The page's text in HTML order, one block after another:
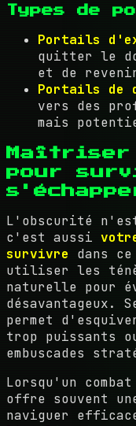
Types de
Portails
quitter le
et de
Portails de
vers des
mais
pour
L'obscurité
c'est aussi
survivre dans
utiliser les
naturelle pour
désavantageux.
permet
trop puissants
embuscades
Lorsqu'un
offre souvent
naviguer